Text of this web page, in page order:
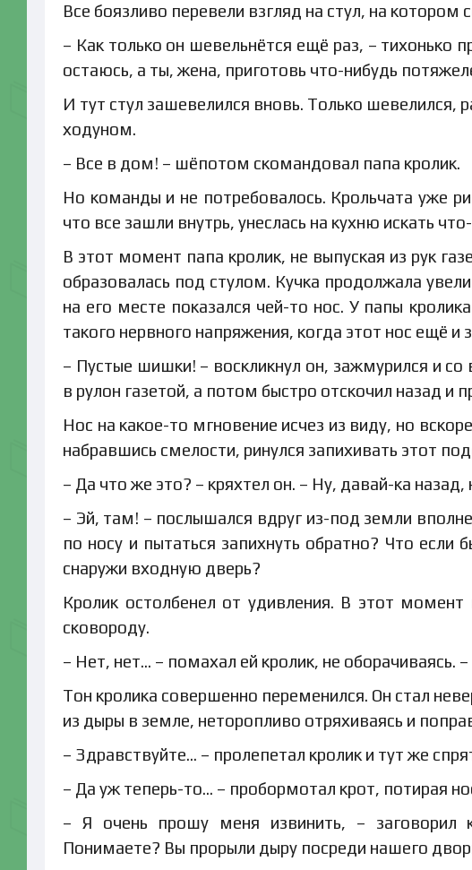
Все боязливо перевели взгляд на стул, на котором
– Как только он шевельнётся ещё раз, – тихонько
остаюсь, а ты, жена, приготовь что-нибудь
И тут стул зашевелился вновь. Только шевелился,
ходуном.
– Все в дом! – шёпотом скомандовал папа кролик.
Но команды и не потребовалось. Крольчата уже
что все зашли внутрь, унеслась на кухню искать
В этот момент папа кролик, не выпуская из рук
образовалась под стулом. Кучка продолжала
на его месте показался чей-то нос. У папы
такого нервного напряжения, когда этот нос ещё и
– Пустые шишки! – воскликнул он, зажмурился и со
в рулон газетой, а потом быстро отскочил назад и
Нос на какое-то мгновение исчез из виду, но
набравшись смелости, ринулся запихивать этот
– Да что же это? – кряхтел он. – Ну, давай-ка назад,
– Эй, там! – послышался вдруг из-под земли
по носу и пытаться запихнуть обратно? Что
снаружи входную дверь?
Кролик остолбенел от удивления. В этот момент
сковороду.
– Нет, нет… – помахал ей кролик, не оборачиваясь.
Тон кролика совершенно переменился. Он стал
из дыры в земле, неторопливо отряхиваясь и
– Здравствуйте… – пролепетал кролик и тут же
– Да уж теперь-то… – пробормотал крот, потирая
– Я очень прошу меня извинить, – заговорил
Понимаете? Вы прорыли дыру посреди нашего